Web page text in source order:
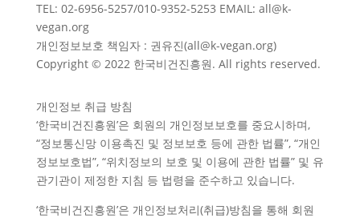
TEL: 02-6956-5257/010-9352-5253 EMAIL: all@k-
vegan.org
개인정보보호 책임자 : 권유진(all@k-vegan.org)
Copyright © 2022 한국비건진흥원. All rights reserved.
개인정보 취급 방침
‘한국비건진흥원’은 회원의 개인정보보호를 중요시하며,
“정보통신망 이용촉진 및 정보보호 등에 관한 법률”, “개인
정보보호법”, “위치정보의 보호 및 이용에 관한 법률” 및 유
관기관이 제정한 지침 등 법령을 준수하고 있습니다.
‘한국비건진흥원’은 개인정보처리(취급)방침을 통해 회원